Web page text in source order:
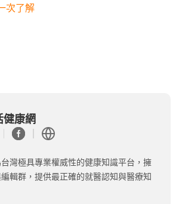
次了解
健康網
台灣極具專業權威性的健康知識平台，擁
輯群，提供最正確的就醫認知與醫療知